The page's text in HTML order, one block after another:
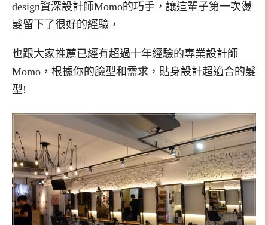
design資深設計師Momo的巧手，讓這輩子第一次燙
髮留下了很好的經驗，
也跟大家推薦已經有超過十年經驗的專業設計師
Momo，根據你的臉型和需求，貼身設計超適合的髮
型!